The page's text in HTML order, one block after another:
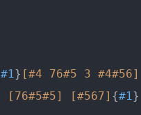
#1} [#4 76#5 3 #4#56]
[76#5#5] [#567] {#1}